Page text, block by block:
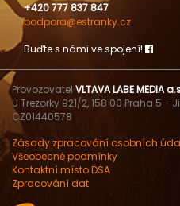
+420 777 837 847
podpora@estranky.cz
Buďte s námi ve spojení!
Provozovatel VLTAVA LABE MEDIA
U Trezorky 921/2, 158 00 Praha 5 -
CZ01440578
Zásady zpracování osobních
Všeobecné podmínky
Kontaktní místo DSA
Zpracování dat